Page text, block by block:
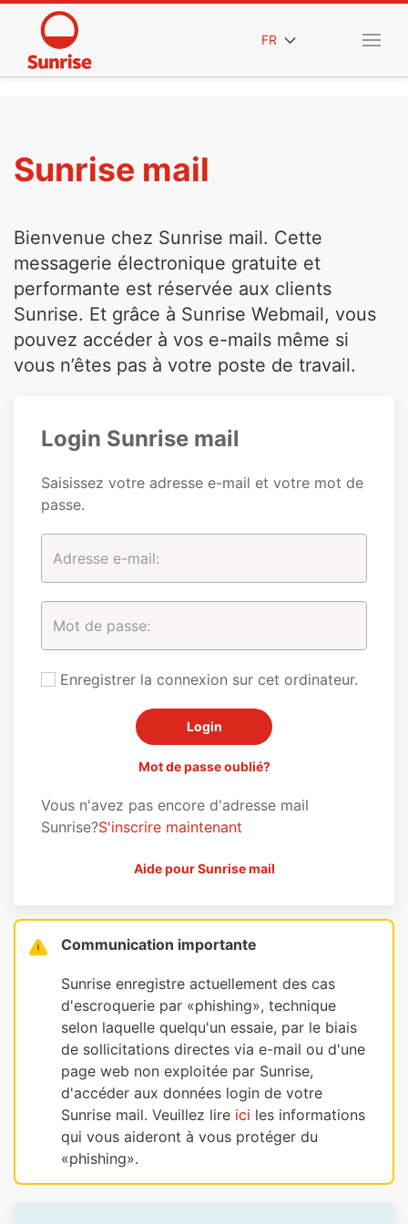
FR
Sunrise mail
Bienvenue chez Sunrise mail. Cette
messagerie électronique gratuite et
performante est réservée aux clients
Sunrise. Et grâce à Sunrise Webmail, vous
pouvez accéder à vos e-mails même si
vous n’êtes pas à votre poste de travail.
Login Sunrise mail
Saisissez votre adresse e-mail et votre mot de
passe.
Enregistrer la connexion sur cet ordinateur.
Mot de passe oublié?
Vous n'avez pas encore d'adresse mail
Sunrise?S'inscrire maintenant
Aide pour Sunrise mail
Communication importante
Sunrise enregistre actuellement des cas
d'escroquerie par «phishing», technique
selon laquelle quelqu'un essaie, par le biais
de sollicitations directes via e-mail ou d'une
page web non exploitée par Sunrise,
d'accéder aux données login de votre
Sunrise mail. Veuillez lire ici les informations
qui vous aideront à vous protéger du
«phishing».